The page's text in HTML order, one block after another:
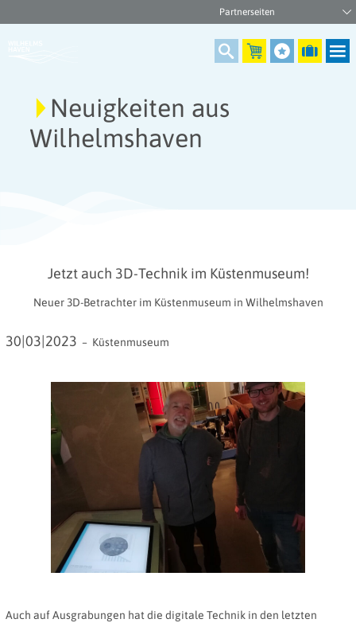
Neuigkeiten aus
Wilhelmshaven
Jetzt auch 3D-Technik im Küstenmuseum!
Neuer 3D-Betrachter im Küstenmuseum in Wilhelmshaven
30|03|2023 – Küstenmuseum
Auch auf Ausgrabungen hat die digitale Technik in den letzten